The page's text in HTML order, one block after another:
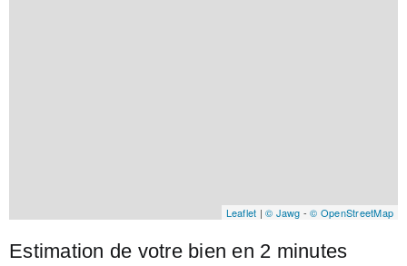
Leaflet | © Jawg -© OpenStreetMap
Estimation de votre bien en 2 minutes